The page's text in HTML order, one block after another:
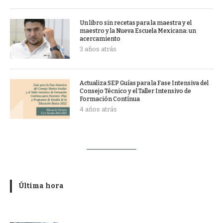
Un libro sin recetas para la maestra y el
maestro y la Nueva Escuela Mexicana: un
acercamiento
3 años atrás
Actualiza SEP Guías para la Fase Intensiva del
Consejo Técnico y el Taller Intensivo de
Formación Contínua
4 años atrás
Última hora